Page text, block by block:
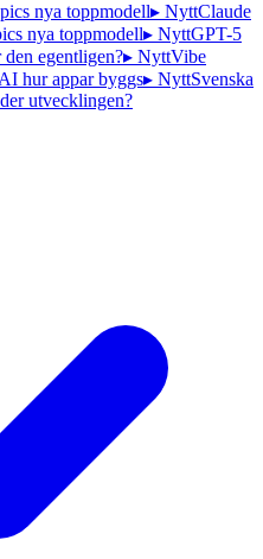
nya toppmodell▸ NyttClaude
nya toppmodell▸ NyttGPT-5
egentligen?▸ NyttVibe
hur appar byggs▸ NyttSvenska
utvecklingen?